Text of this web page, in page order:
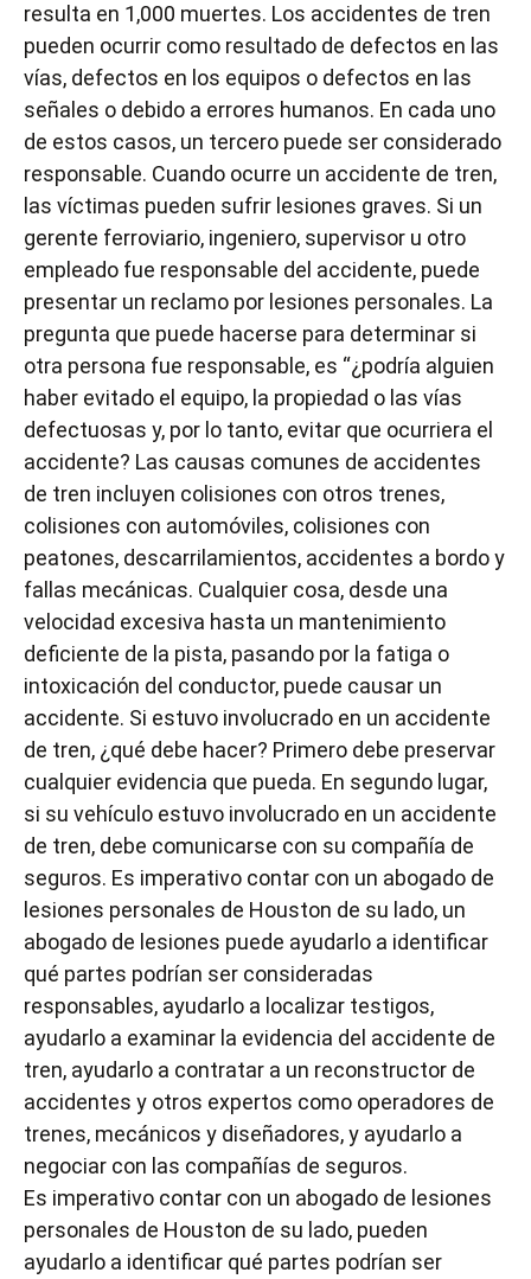
resulta en 1,000 muertes. Los accidentes de tren
pueden ocurrir como resultado de defectos en las
vías, defectos en los equipos o defectos en las
señales o debido a errores humanos. En cada uno
de estos casos, un tercero puede ser considerado
responsable. Cuando ocurre un accidente de tren,
las víctimas pueden sufrir lesiones graves. Si un
gerente ferroviario, ingeniero, supervisor u otro
empleado fue responsable del accidente, puede
presentar un reclamo por lesiones personales. La
pregunta que puede hacerse para determinar si
otra persona fue responsable, es “¿podría alguien
haber evitado el equipo, la propiedad o las vías
defectuosas y, por lo tanto, evitar que ocurriera el
accidente? Las causas comunes de accidentes
de tren incluyen colisiones con otros trenes,
colisiones con automóviles, colisiones con
peatones, descarrilamientos, accidentes a bordo y
fallas mecánicas. Cualquier cosa, desde una
velocidad excesiva hasta un mantenimiento
deficiente de la pista, pasando por la fatiga o
intoxicación del conductor, puede causar un
accidente. Si estuvo involucrado en un accidente
de tren, ¿qué debe hacer? Primero debe preservar
cualquier evidencia que pueda. En segundo lugar,
si su vehículo estuvo involucrado en un accidente
de tren, debe comunicarse con su compañía de
seguros. Es imperativo contar con un abogado de
lesiones personales de Houston de su lado, un
abogado de lesiones puede ayudarlo a identificar
qué partes podrían ser consideradas
responsables, ayudarlo a localizar testigos,
ayudarlo a examinar la evidencia del accidente de
tren, ayudarlo a contratar a un reconstructor de
accidentes y otros expertos como operadores de
trenes, mecánicos y diseñadores, y ayudarlo a
negociar con las compañías de seguros.
Es imperativo contar con un abogado de lesiones
personales de Houston de su lado, pueden
ayudarlo a identificar qué partes podrían ser